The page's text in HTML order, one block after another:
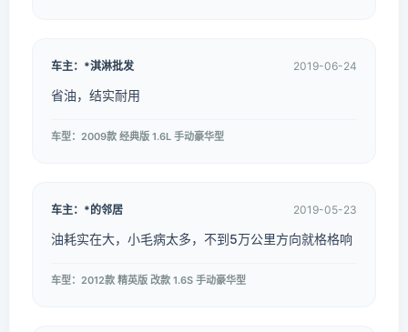
车主：*淇淋批发 2019-06-24
省油，结实耐用
车型：2009款 经典版 1.6L 手动豪华型
车主：*的邻居 2019-05-23
油耗实在大，小毛病太多，不到5万公里方向就格格响
车型：2012款 精英版 改款 1.6S 手动豪华型